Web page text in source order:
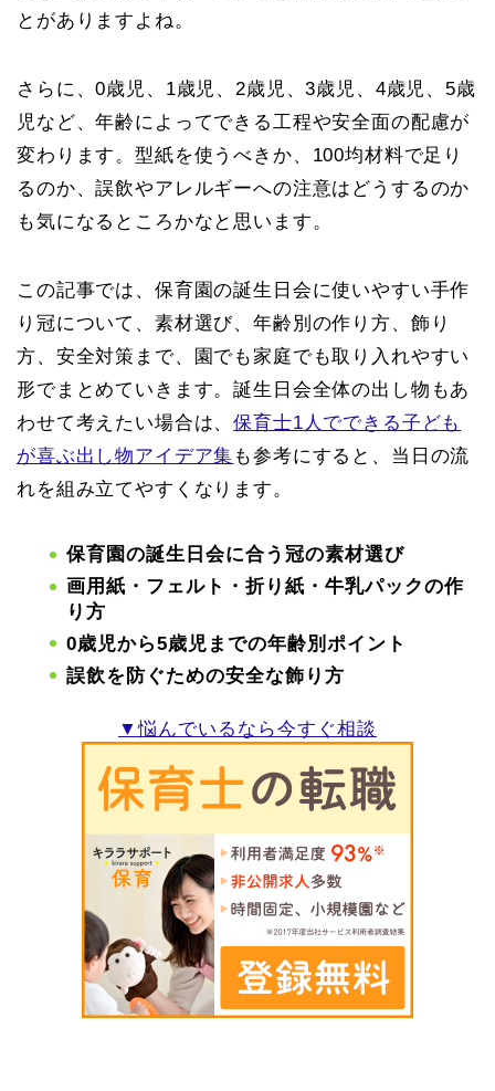
とがありますよね。
さらに、0歳児、1歳児、2歳児、3歳児、4歳児、5歳
児など、年齢によってできる工程や安全面の配慮が
変わります。型紙を使うべきか、100均材料で足り
るのか、誤飲やアレルギーへの注意はどうするのか
も気になるところかなと思います。
この記事では、保育園の誕生日会に使いやすい手作
り冠について、素材選び、年齢別の作り方、飾り
方、安全対策まで、園でも家庭でも取り入れやすい
形でまとめていきます。誕生日会全体の出し物もあ
わせて考えたい場合は、保育士1人でできる子ども
が喜ぶ出し物アイデア集 も参考にすると、当日の流
れを組み立てやすくなります。
保育園の誕生日会に合う冠の素材選び
画用紙・フェルト・折り紙・牛乳パックの作
り方
0歳児から5歳児までの年齢別ポイント
誤飲を防ぐための安全な飾り方
▼悩んでいるなら今すぐ相談